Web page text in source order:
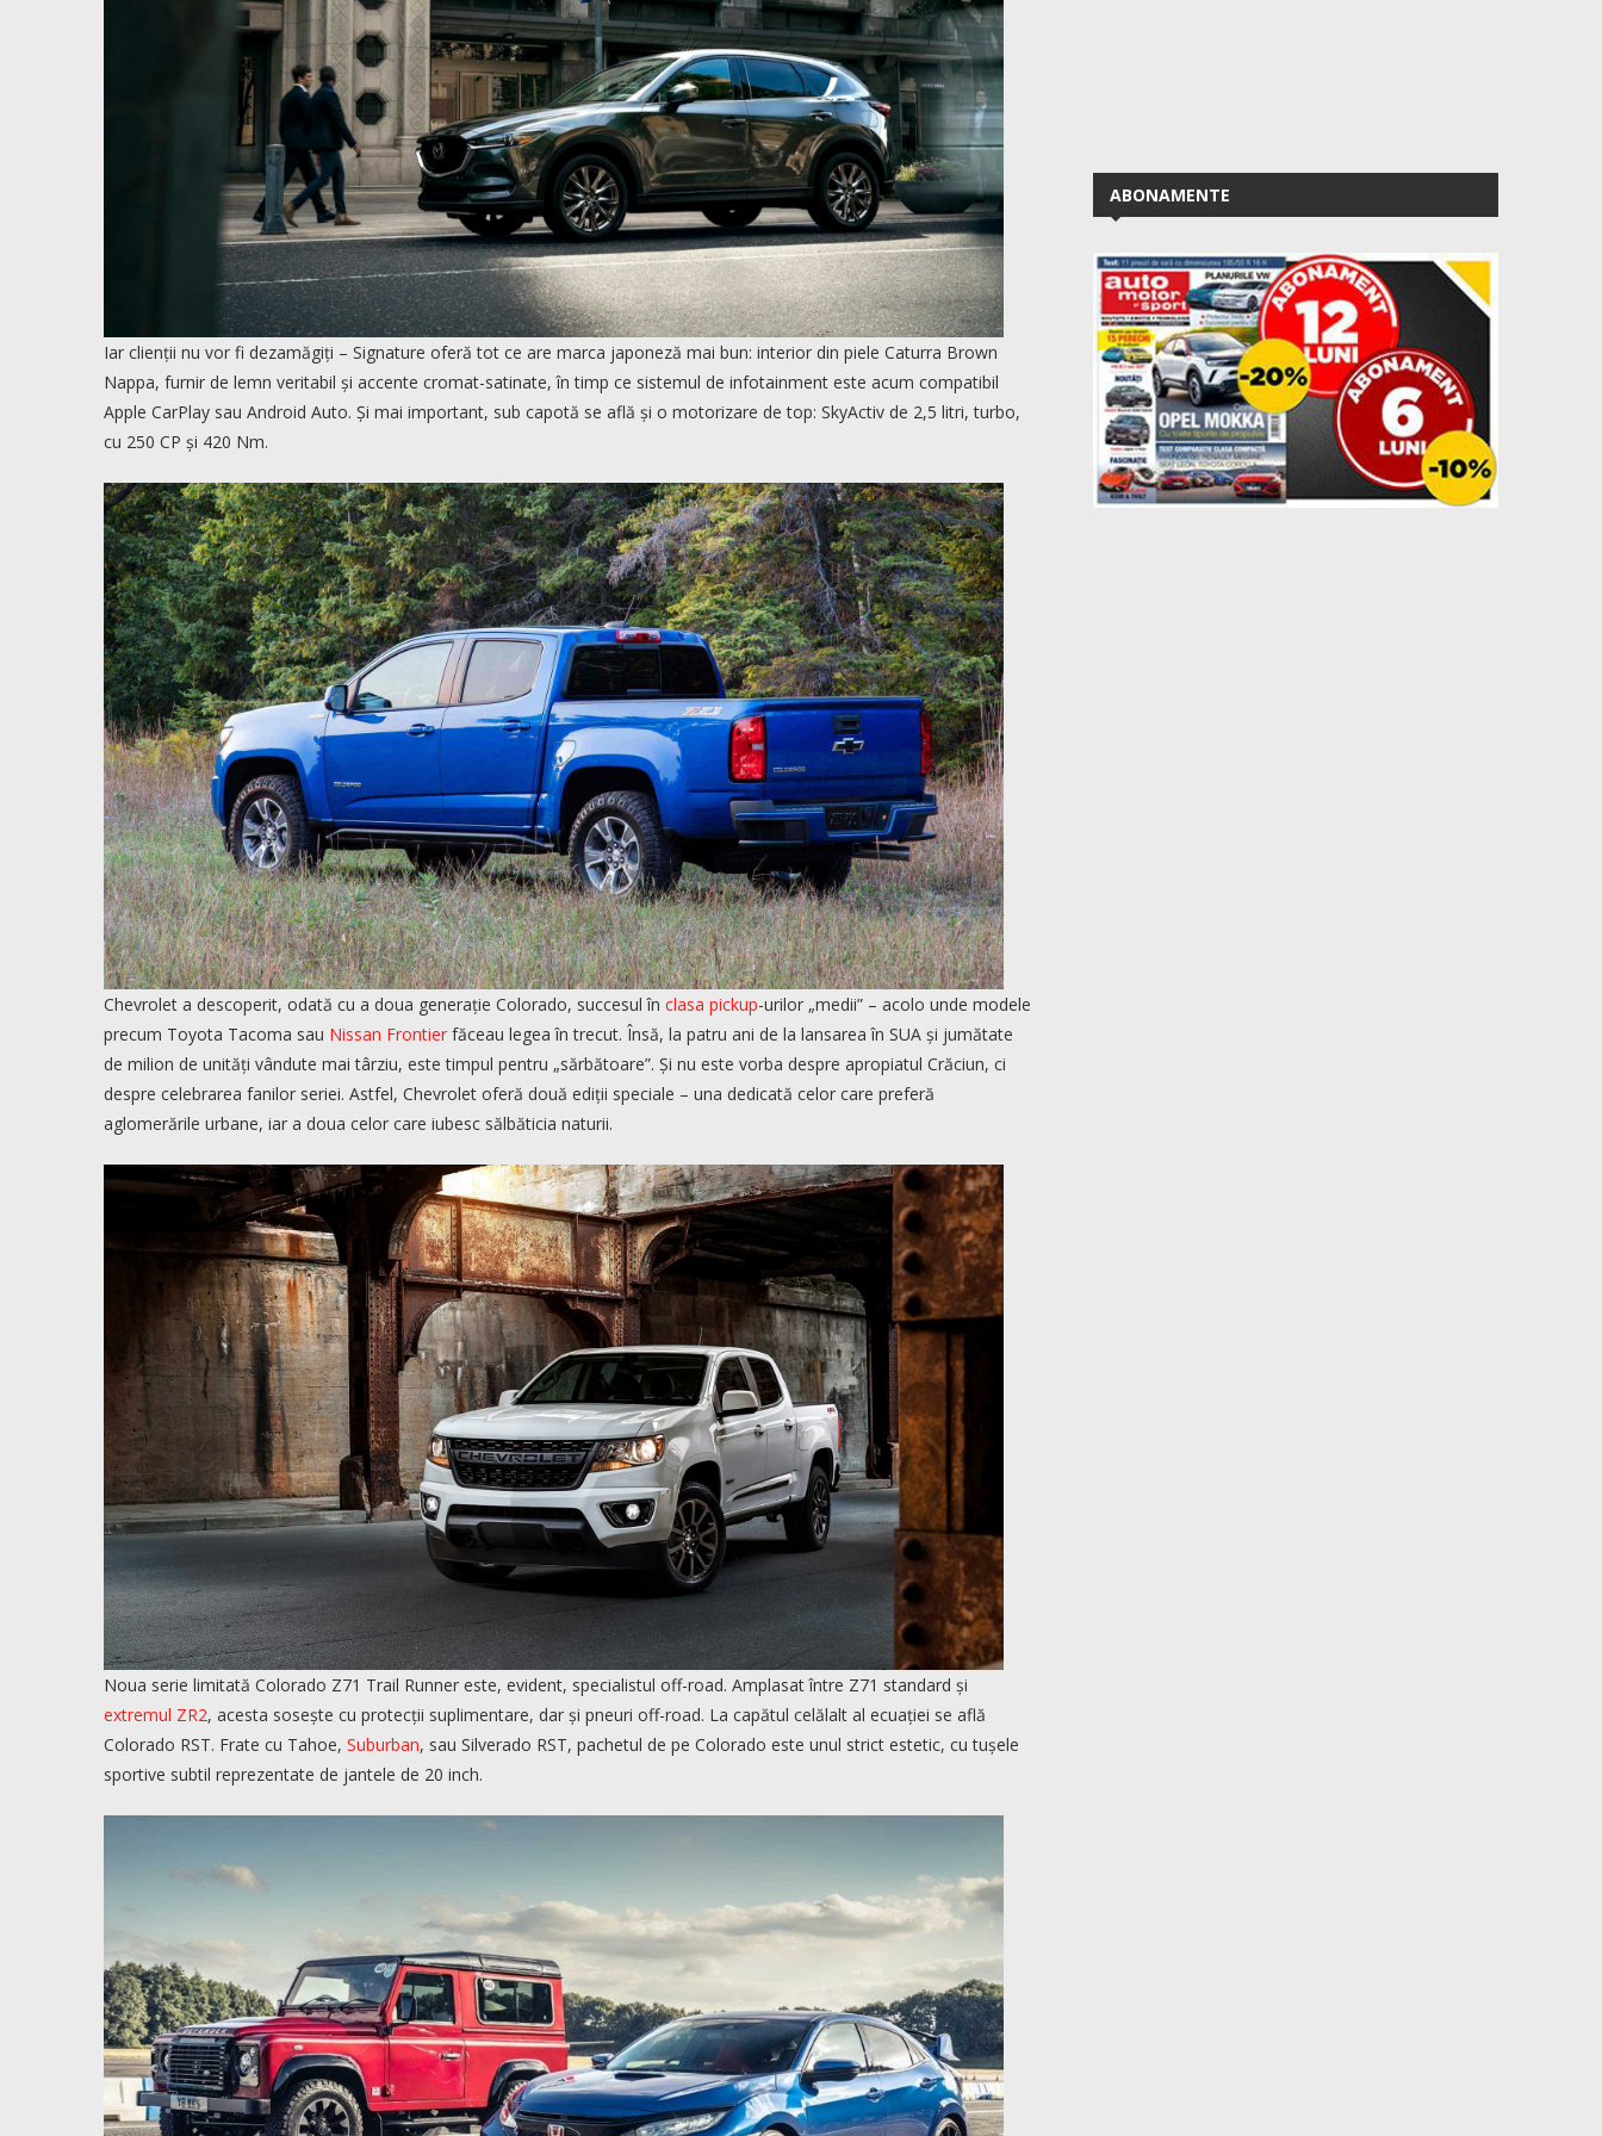
Iar clienții nu vor fi dezamăgiți – Signature oferă tot ce are marca japoneză mai bun: interior din piele Caturra Brown
Nappa, furnir de lemn veritabil și accente cromat-satinate, în timp ce sistemul de infotainment este acum compatibil
Apple CarPlay sau Android Auto. Și mai important, sub capotă se află și o motorizare de top: SkyActiv de 2,5 litri, turbo,
cu 250 CP și 420 Nm.
Chevrolet a descoperit, odată cu a doua generație Colorado, succesul în clasa pickup-urilor „medii” – acolo unde modele
precum Toyota Tacoma sau Nissan Frontier făceau legea în trecut. Însă, la patru ani de la lansarea în SUA și jumătate
de milion de unități vândute mai târziu, este timpul pentru „sărbătoare”. Și nu este vorba despre apropiatul Crăciun, ci
despre celebrarea fanilor seriei. Astfel, Chevrolet oferă două ediții speciale – una dedicată celor care preferă
aglomerările urbane, iar a doua celor care iubesc sălbăticia naturii.
Noua serie limitată Colorado Z71 Trail Runner este, evident, specialistul off-road. Amplasat între Z71 standard și
extremul ZR2, acesta sosește cu protecții suplimentare, dar și pneuri off-road. La capătul celălalt al ecuației se află
Colorado RST. Frate cu Tahoe, Suburban, sau Silverado RST, pachetul de pe Colorado este unul strict estetic, cu tușele
sportive subtil reprezentate de jantele de 20 inch.
ABONAMENTE